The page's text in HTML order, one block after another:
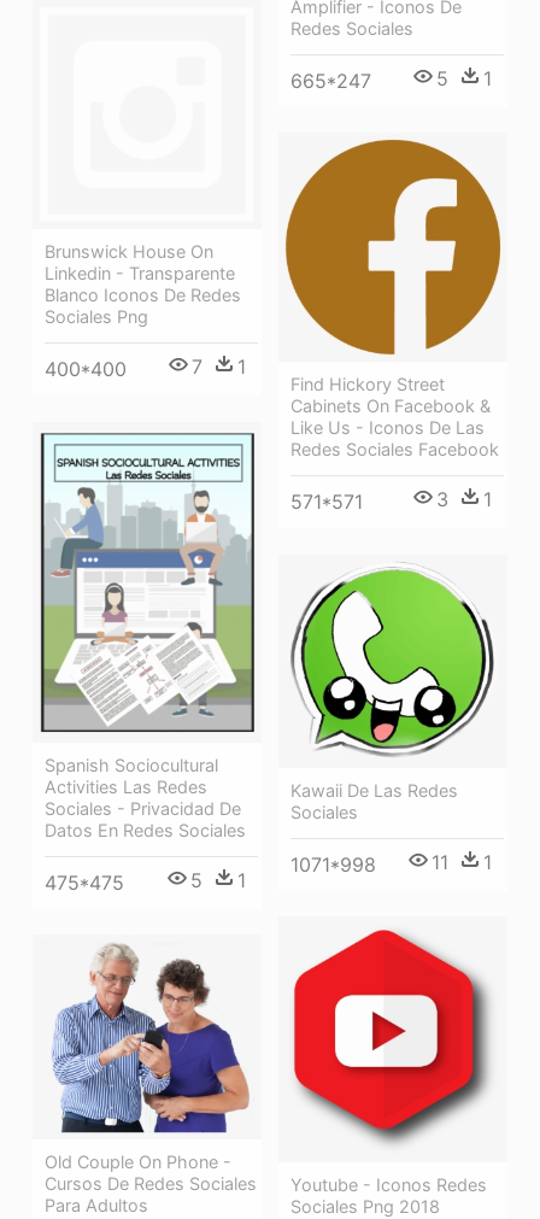
Amplifier - Iconos De
Redes Sociales
665*247 5 1
Brunswick House On
Linkedin - Transparente
Blanco Iconos De Redes
Sociales Png
400*400 7 1
Find Hickory Street
Cabinets On Facebook &
Like Us - Iconos De Las
Redes Sociales Facebook
571*571 3 1
Spanish Sociocultural
Activities Las Redes
Sociales - Privacidad De
Datos En Redes Sociales
475*475 5 1
Kawaii De Las Redes
Sociales
1071*998 11 1
Youtube - Iconos Redes
Sociales Png 2018
Old Couple On Phone -
Cursos De Redes Sociales
Para Adultos